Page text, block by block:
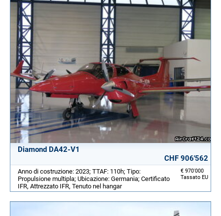
Diamond DA42-V1
CHF 906'562
€ 970'000
Tassato EU
Anno di costruzione: 2023; TTAF: 110h; Tipo:
Propulsione multipla; Ubicazione: Germania; Certificato
IFR, Attrezzato IFR, Tenuto nel hangar